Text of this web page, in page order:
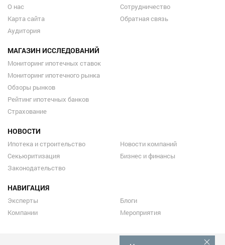
О нас
Карта сайта
Аудитория
Сотрудничество
Обратная связь
МАГАЗИН ИССЛЕДОВАНИЙ
Мониторинг ипотечных ставок
Мониторинг ипотечного рынка
Обзоры рынков
Рейтинг ипотечных банков
Страхование
НОВОСТИ
Ипотека и строительство
Секьюритизация
Законодательство
Новости компаний
Бизнес и финансы
НАВИГАЦИЯ
Эксперты
Компании
Блоги
Мероприятия